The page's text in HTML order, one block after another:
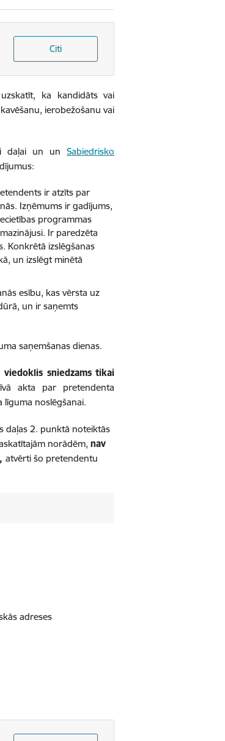
Citi
ka kandidāts vai
ierobežošanu vai
daļai un unSabiedrisko
ir atzīts par
Izņēmums ir gadījums,
programmas
Ir paredzēta
Konkrētā izslēgšanas
un izslēgt minētā
esību, kas vērsta uz
un ir saņemts
saņemšanas dienas.
viedoklis sniedzams tikai
akta par pretendenta
noslēgšanai.
daļas 2. punktā noteiktās
norādēm,nav
atvērti šo pretendentu
adreses